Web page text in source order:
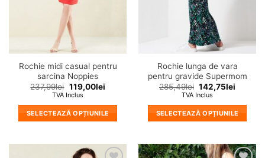
alese
în
pagina
produsului.
alese
în
pagina
produsului.
Rochie midi casual pentru
sarcina Noppies
237,99lei 119,00lei
TVA Inclus
SELECTEAZĂ OPȚIUNILE
are
Rochie lunga de vara
pentru gravide Supermom
285,49lei 142,75lei
TVA Inclus
SELECTEAZĂ OPȚIUNILE
are